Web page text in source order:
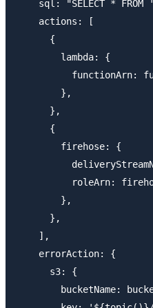
sql: "SELECT * FROM
    actions: [
      {
        lambda: {
functionArn:
        },
      },
      {
        firehose: {
roleArn:
        },
      },
    ],
    errorAction: {
      s3: {
bucketName: